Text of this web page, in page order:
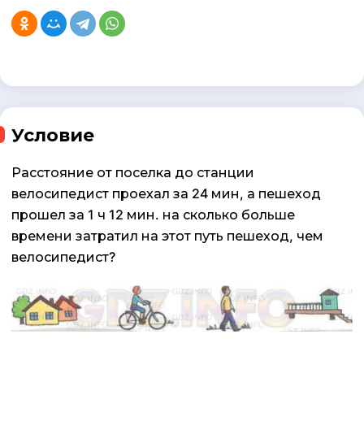
Условие
Расстояние от поселка до станции
велосипедист проехал за 24 мин, а пешеход
прошел за 1 ч 12 мин. на сколько больше
времени затратил на этот путь пешеход, чем
велосипедист?